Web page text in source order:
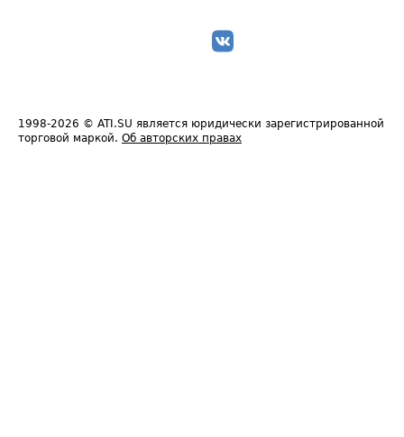
1998-2026 © ATI.SU является юридически зарегистрированной
торговой маркой. Об авторских правах